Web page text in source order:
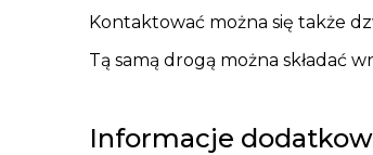
Kontaktować można się także
Tą samą drogą można składać
Informacje